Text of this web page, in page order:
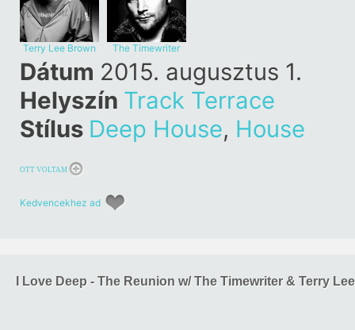
Terry Lee Brown
The Timewriter
Dátum 2015. augusztus 1.
Helyszín Track Terrace
Stílus Deep House, House
OTT VOLTAM
Kedvencekhez ad
I Love Deep - The Reunion w/ The Timewriter & Terry